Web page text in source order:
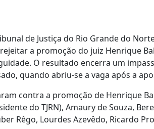
de Justiça do Rio Grande do
rejeitar a promoção do juiz Henrique
O resultado encerra um
quando abriu-se a vaga após a
contra a promoção de Henrique
do TJRN), Amaury de Souza,
Rêgo, Lourdes Azevêdo, Ricardo